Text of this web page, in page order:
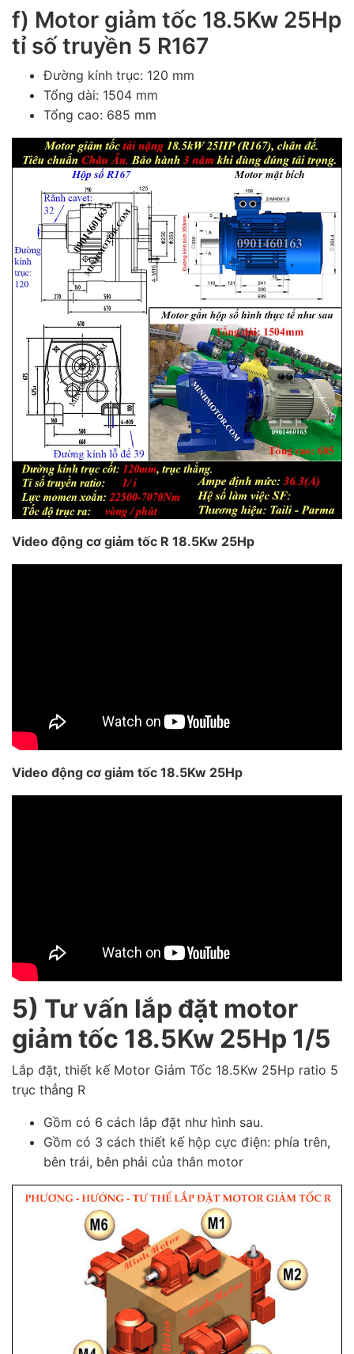
f) Motor giảm tốc 18.5Kw 25Hp
tỉ số truyền 5 R167
Đường kính trục: 120 mm
Tổng dài: 1504 mm
Tổng cao: 685 mm
Video động cơ giảm tốc R 18.5Kw 25Hp
Video động cơ giảm tốc 18.5Kw 25Hp
5) Tư vấn lắp đặt motor
giảm tốc 18.5Kw 25Hp 1/5
Lắp đặt, thiết kế Motor Giảm Tốc 18.5Kw 25Hp ratio 5
trục thẳng R
Gồm có 6 cách lắp đặt như hình sau.
Gồm có 3 cách thiết kế hộp cực điện: phía trên,
bên trái, bên phải của thân motor